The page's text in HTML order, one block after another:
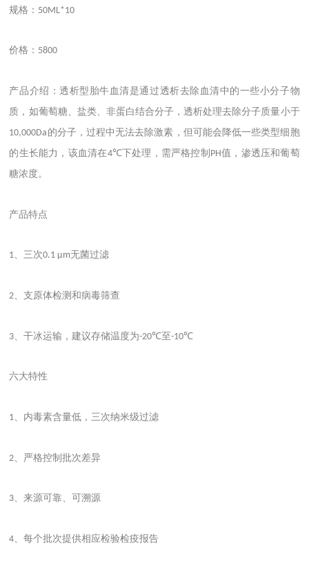
规格： 50ML*10
价格： 5800
产品介绍：透析型胎牛血清是通过透析去除血清中的一些小分子物
质，如葡萄糖、盐类、非蛋白结合分子，透析处理去除分子质量小于
10,000Da 的分子，过程中无法去除激素，但可能会降低一些类型细胞
的生长能力，该血清在4℃下处理，需严格控制 PH值，渗透压和葡萄
糖浓度。
产品特点
1、三次0.1 μm无菌过滤
2 、支原体检测和病毒筛查
3 、干冰运输，建议存储温度为-20℃至-10℃
六大特性
1 、内毒素含量低，三次纳米级过滤
2 、严格控制批次差异
3、来源可靠、可溯源
4 、每个批次提供相应检验检疫报告